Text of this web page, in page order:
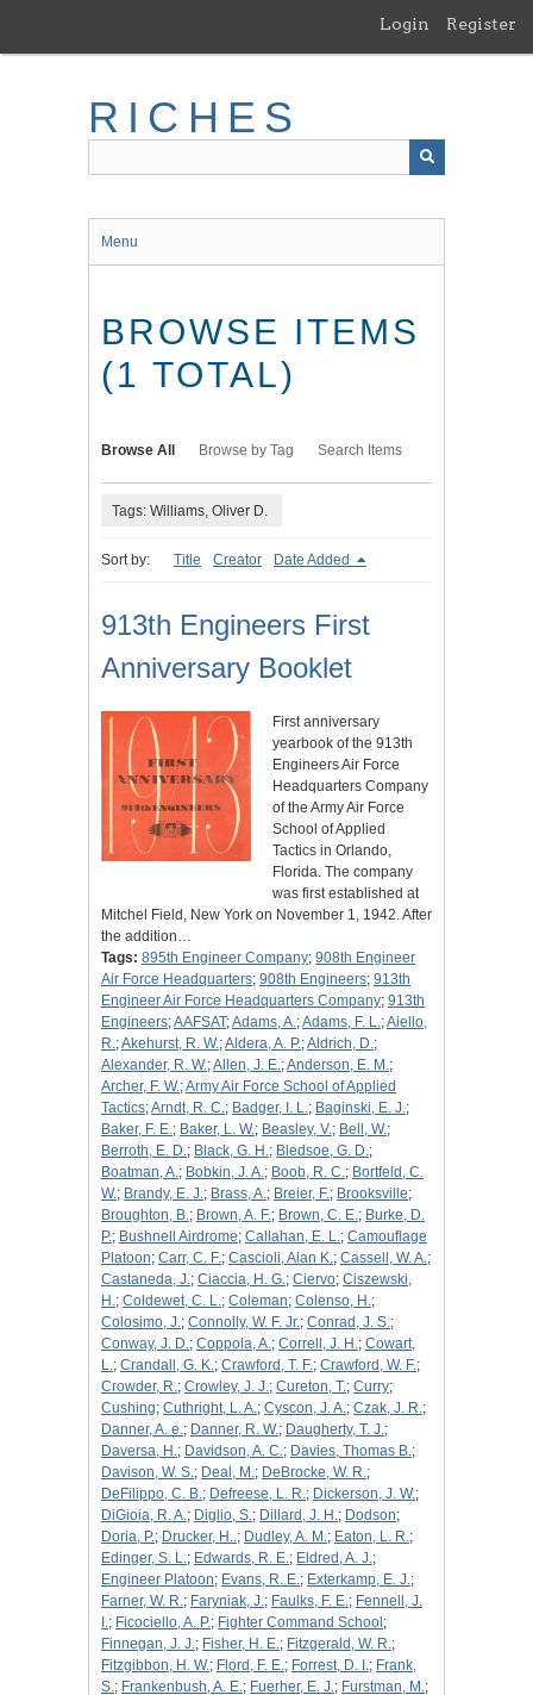
main
Login Register
RICHES
Menu
BROWSE ITEMS
(1 TOTAL)
Browse All Browse by Tag Search Items
Tags: Williams, Oliver D.
Sort by: Title Creator Date Added
913th Engineers First
Anniversary Booklet
First anniversary
yearbook of the 913th
Engineers Air Force
Headquarters Company
of the Army Air Force
School of Applied
Tactics in Orlando,
Florida. The company
was first established at
Mitchel Field, New York on November 1, 1942. After
the addition…
Tags: 895th Engineer Company; 908th Engineer
Air Force Headquarters; 908th Engineers; 913th
Engineer Air Force Headquarters Company; 913th
Engineers;AAFSAT;Adams, A.;Adams, F. L.;Aiello,
R.;Akehurst, R. W.;Aldera, A. P.;Aldrich, D.;
Alexander, R. W.;Allen, J. E.;Anderson, E. M.;
Archer, F. W.;Army Air Force School of Applied
Tactics;Arndt, R. C.; Badger, I. L.; Baginski, E. J.;
Baker, F. E.; Baker, L. W.; Beasley, V.; Bell, W.;
Berroth, E. D.; Black, G. H.; Bledsoe, G. D.;
Boatman, A.; Bobkin, J. A.; Boob, R. C.; Bortfeld, C.
W.; Brandy, E. J.; Brass, A.; Breier, F.; Brooksville;
Broughton, B.; Brown, A. F.; Brown, C. E.; Burke, D.
P.; Bushnell Airdrome; Callahan, E. L.; Camouflage
Platoon; Carr, C. F.; Cascioli, Alan K.; Cassell, W. A.;
Castaneda, J.; Ciaccia, H. G.; Ciervo; Ciszewski,
H.; Coldewet, C. L.; Coleman; Colenso, H.;
Colosimo, J.; Connolly, W. F. Jr.; Conrad, J. S.;
Conway, J. D.; Coppola, A.; Correll, J. H.; Cowart,
L.; Crandall, G. K.; Crawford, T. F.; Crawford, W. F.;
Crowder, R.; Crowley, J. J.; Cureton, T.; Curry;
Cushing; Cuthright, L. A.; Cyscon, J. A.; Czak, J. R.;
Danner, A. e.; Danner, R. W.; Daugherty, T. J.;
Daversa, H.; Davidson, A. C.; Davies, Thomas B.;
Davison, W. S.; Deal, M.; DeBrocke, W. R.;
DeFilippo, C. B.; Defreese, L. R.; Dickerson, J. W.;
DiGioia, R. A.; Diglio, S.; Dillard, J. H.; Dodson;
Doria, P.; Drucker, H..; Dudley, A. M.; Eaton, L. R.;
Edinger, S. L.; Edwards, R. E.; Eldred, A. J.;
Engineer Platoon; Evans, R. E.; Exterkamp, E. J.;
Farner, W. R.; Faryniak, J.; Faulks, F. E.; Fennell, J.
I.; Ficociello, A. P.; Fighter Command School ;
Finnegan, J. J.; Fisher, H. E.; Fitzgerald, W. R.;
Fitzgibbon, H. W.; Flord, F. E.; Forrest, D. I.; Frank,
S.; Frankenbush, A. E.; Fuerher, E. J.; Furstman, M.;